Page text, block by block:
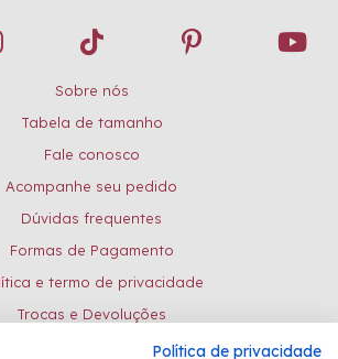
Sobre nós
Tabela de tamanho
Fale conosco
Acompanhe seu pedido
Dúvidas frequentes
Formas de Pagamento
e termo de privacidade
Trocas e Devoluções
Política de privacidade